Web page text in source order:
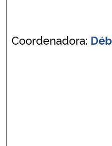
Coordenadora: